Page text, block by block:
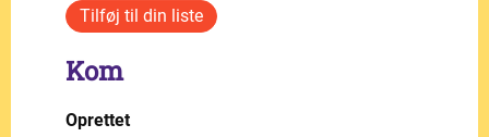
Kom
Oprettet